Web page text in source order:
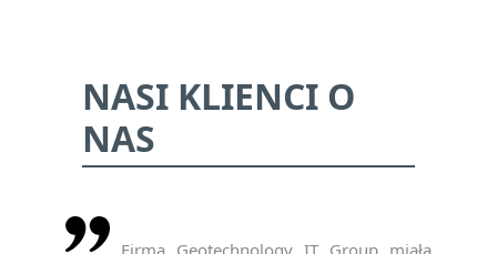
NASI KLIENCI O
NAS
Firma Geotechnology IT Group miała